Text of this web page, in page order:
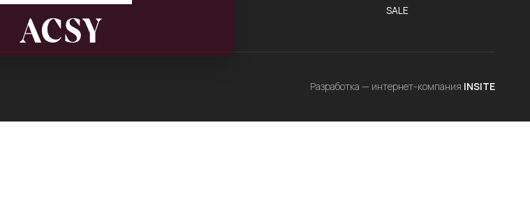
SALE
Разработка — интернет-компания INSITE